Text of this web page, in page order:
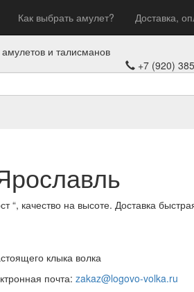
Как выбрать амулет? Доставка,
и талисманов
+7 (920)
“, качество на высоте. Доставка
клыка волка
почта: zakaz@logovo-volka.ru